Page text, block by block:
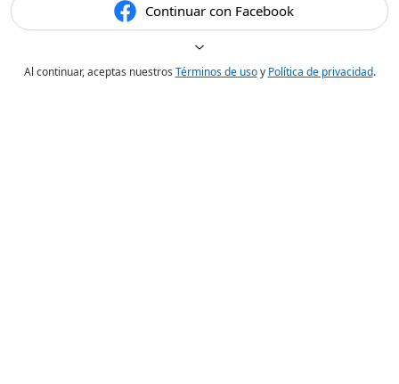
Continuar con Facebook
Al continuar, aceptas nuestros Términos de usoy Política de privacidad.